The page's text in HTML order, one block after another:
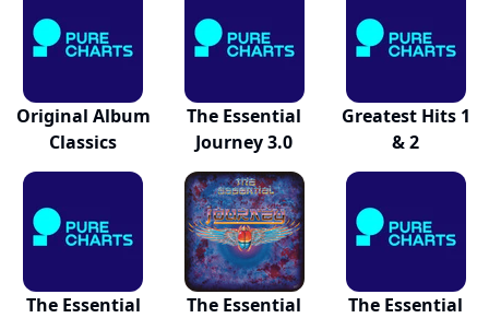
Original Album
Classics
The Essential
Journey 3.0
Greatest Hits 1
& 2
The Essential
The Essential
The Essential